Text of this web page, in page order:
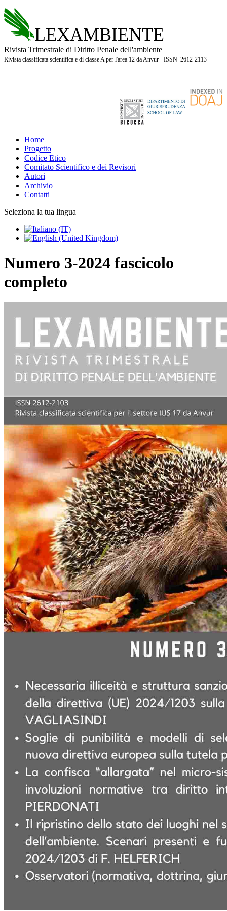
LEXAMBIENTE
Rivista Trimestrale di Diritto Penale dell'ambiente
Rivista classificata scientifica e di classe A per l'area 12 da Anvur - ISSN 2612-2113
Home
Progetto
Codice Etico
Comitato Scientifico e dei Revisori
Autori
Archivio
Contatti
Seleziona la tua lingua
Numero 3-2024 fascicolo
completo